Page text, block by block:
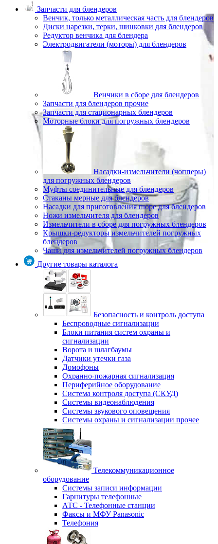
Запчасти для блендеров
Венчик, только металлическая часть для блендеров
Диски нарезки, терки, шинковки для блендеров
Редуктор венчика для блендера
Электродвигатели (моторы) для блендеров
Венчики в сборе для блендеров
Запчасти для блендеров прочие
Запчасти для стационарных блендеров
Моторные блоки для погружных блендеров
Насадки-измельчители (чопперы)
для погружных блендеров
Муфты соединительные для блендеров
Стаканы мерные для блендеров
Насадки для приготовления пюре для блендеров
Ножи измельчителя для блендеров
Измельчители в сборе для погружных блендеров
Крышки-редукторы измельчителей погружных
блендеров
Чаши для измельчителей погружных блендеров
Другие товары каталога
Безопасность и контроль доступа
Беспроводные сигнализации
Блоки питания систем охраны и
сигнализации
Ворота и шлагбаумы
Датчики утечки газа
Домофоны
Охранно-пожарная сигнализация
Периферийное оборудование
Система контроля доступа (СКУД)
Системы видеонаблюдения
Системы звукового оповещения
Системы охраны и сигнализации прочее
Телекоммуникационное
оборудование
Системы записи информации
Гарнитуры телефонные
АТС - Телефонные станции
Факсы и МФУ Panasonic
Телефония